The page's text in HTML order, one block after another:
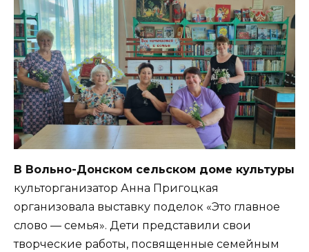
В Вольно-Донском сельском доме культуры
культорганизатор Анна Пригоцкая
организовала выставку поделок «Это главное
слово — семья». Дети представили свои
творческие работы, посвященные семейным